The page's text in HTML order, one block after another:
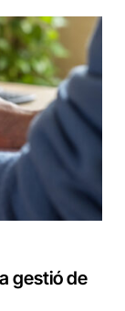
gestió de